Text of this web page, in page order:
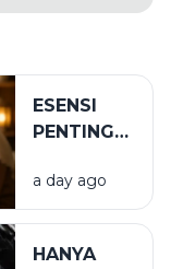
ESENSI
PENTING
BIRRUL
WALIDAIN
a day ago
HANYA